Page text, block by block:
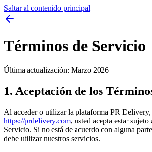
Saltar al contenido principal
Términos de Servicio
Última actualización: Marzo 2026
1. Aceptación de los
Al acceder o utilizar la plataforma PR Delivery,
https://prdelivery.com, usted acepta estar
Servicio. Si no está de acuerdo con alguna
debe utilizar nuestros servicios.